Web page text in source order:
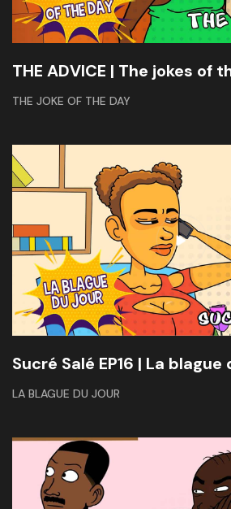
THE ADVICE | The jokes of
THE JOKE OF THE DAY
Sucré Salé EP16 | La blague
LA BLAGUE DU JOUR